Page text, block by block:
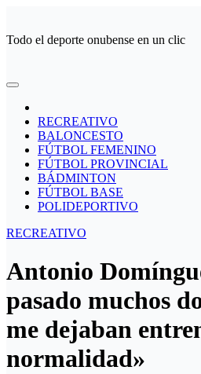
contenido
Todo el deporte onubense en un clic
RECREATIVO
BALONCESTO
FÚTBOL FEMENINO
FÚTBOL PROVINCIAL
BÁDMINTON
FÚTBOL BASE
POLIDEPORTIVO
RECREATIVO
Antonio
pasado muchos
me dejaban
normalidad»